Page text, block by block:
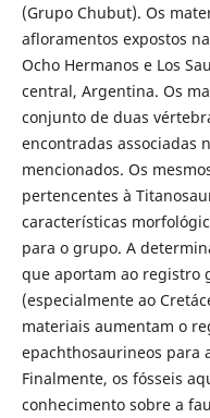
(Grupo Chubut). Os
afloramentos expostos
Ocho Hermanos e Los
central, Argentina. Os
conjunto de duas
encontradas associadas
mencionados. Os
pertencentes à
características
para o grupo. A
que aportam ao registro
(especialmente ao
materiais aumentam o
epachthosaurineos para
Finalmente, os fósseis
conhecimento sobre a